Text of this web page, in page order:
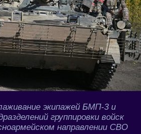
экипажей БМП-3 и
группировки войск
направлении СВО